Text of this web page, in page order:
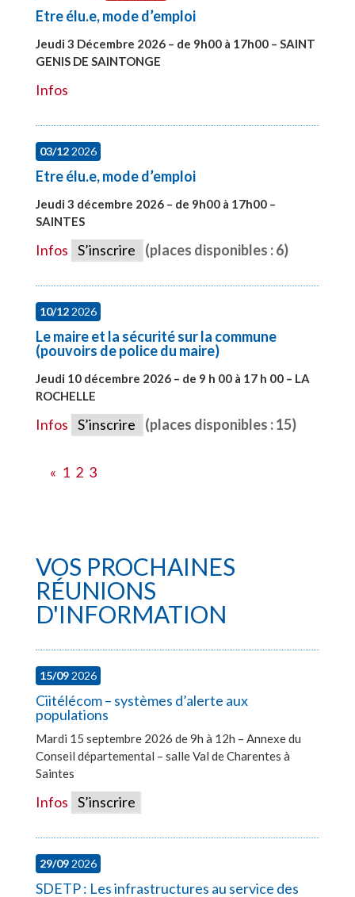
Etre élu.e, mode d’emploi
Jeudi 3 Décembre 2026 – de 9h00 à 17h00 – SAINT
GENIS DE SAINTONGE
Infos
03/122026
Etre élu.e, mode d’emploi
Jeudi 3 décembre 2026 – de 9h00 à 17h00 –
SAINTES
Infos S’inscrire (places disponibles : 6)
10/122026
Le maire et la sécurité sur la commune
(pouvoirs de police du maire)
Jeudi 10 décembre 2026 – de 9 h 00 à 17 h 00 – LA
ROCHELLE
Infos S’inscrire (places disponibles : 15)
« 1 2 3
VOS PROCHAINES
RÉUNIONS
D'INFORMATION
15/092026
Ciitélécom – systèmes d’alerte aux
populations
Mardi 15 septembre 2026 de 9h à 12h – Annexe du
Conseil départemental – salle Val de Charentes à
Saintes
Infos S’inscrire
29/092026
SDETP : Les infrastructures au service des